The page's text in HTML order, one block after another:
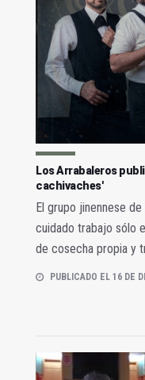
Los Arrabaleros
cachivaches'
El grupo jinennese
cuidado trabajo sólo
de cosecha propia y
PUBLICADO EL 16 DE